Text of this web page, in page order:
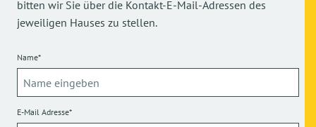
bitten wir Sie über die Kontakt-E-Mail-Adressen des
jeweiligen Hauses zu stellen.
Name*
E-Mail Adresse*